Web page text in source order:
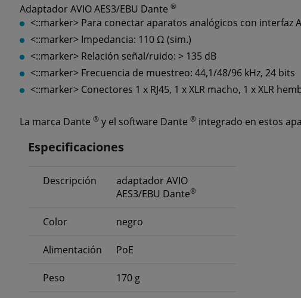
Adaptador AVIO AES3/EBU Dante®
<::marker> Para conectar aparatos analógicos con interfaz
<::marker> Impedancia: 110 Ω (sim.)
<::marker> Relación señal/ruido: > 135 dB
<::marker> Frecuencia de muestreo: 44,1/48/96 kHz, 24 bits
<::marker> Conectores 1 x RJ45, 1 x XLR macho, 1 x XLR
La marca Dante® y el software Dante® integrado en estos
Especificaciones
Descripción
adaptador AVIO
AES3/EBU Dante®
Color negro
Alimentación PoE
Peso 170 g